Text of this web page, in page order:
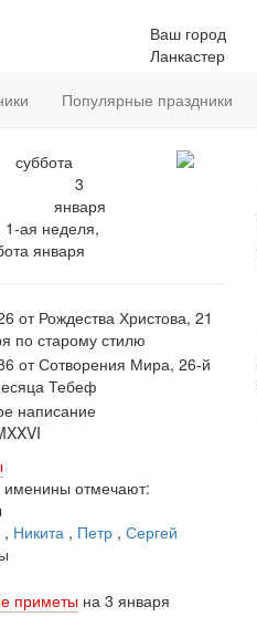
Ваш город
Ланкастер
Популярные праздники
суббота
3
января
1-ая неделя,
января
от Рождества Христова, 21
по старому стилю
от Сотворения Мира, 26-й
Тебеф
написание
именины отмечают:
, Никита , Петр , Сергей
приметы на 3 января